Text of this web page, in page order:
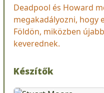
Deadpool és Howard
megakadályozni, hogy
Földön, miközben
keverednek.
Készítők